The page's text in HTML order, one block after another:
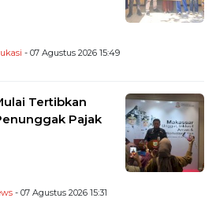
- 07 Agustus 2026 15:49
Tertibkan
Pajak
- 07 Agustus 2026 15:31